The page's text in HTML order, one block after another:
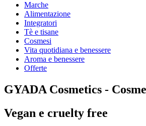
Marche
Alimentazione
Integratori
Tè e tisane
Cosmesi
Vita quotidiana e benessere
Aroma e benessere
Offerte
GYADA Cosmetics -
Vegan e cruelty free